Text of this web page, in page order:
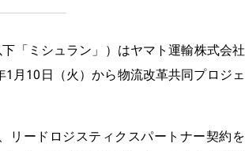
「ミシュラン」）はヤマト運輸株式会社
月10日（火）から物流改革共同プロジェ
リードロジスティクスパートナー契約を